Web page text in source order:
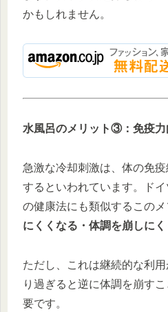
かもしれません。
水風呂のメリット③：免疫力
急激な冷却刺激は、体の免
するといわれています。ド
の健康法にも類似するこのメ
にくくなる・体調を崩しにく
ただし、これは継続的な利
り過ぎると逆に体調を崩す
要です。